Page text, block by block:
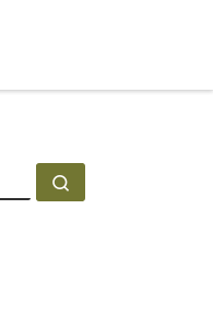
SUCHE